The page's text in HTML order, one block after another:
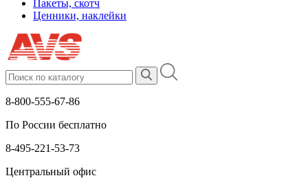
Пакеты, скотч
Ценники, наклейки
8-800-555-67-86
По России бесплатно
8-495-221-53-73
Центральный офис